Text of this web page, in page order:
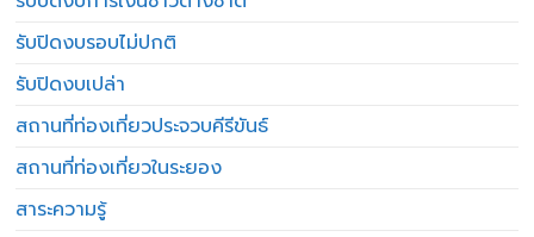
รับปิดงบรอบไม่ปกติ
รับปิดงบเปล่า
สถานที่ท่องเที่ยวประจวบคีรีขันธ์
สถานที่ท่องเที่ยวในระยอง
สาระความรู้